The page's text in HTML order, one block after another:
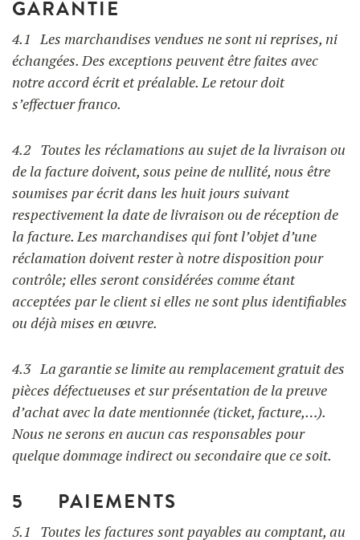
GARANTIE
4.1 Les marchandises vendues ne sont ni reprises, ni
échangées. Des exceptions peuvent être faites avec
notre accord écrit et préalable. Le retour doit
s’effectuer franco.
4.2 Toutes les réclamations au sujet de la livraison ou
de la facture doivent, sous peine de nullité, nous être
soumises par écrit dans les huit jours suivant
respectivement la date de livraison ou de réception de
la facture. Les marchandises qui font l’objet d’une
réclamation doivent rester à notre disposition pour
contrôle; elles seront considérées comme étant
acceptées par le client si elles ne sont plus identifiables
ou déjà mises en œuvre.
4.3 La garantie se limite au remplacement gratuit des
pièces défectueuses et sur présentation de la preuve
d’achat avec la date mentionnée (ticket, facture,…).
Nous ne serons en aucun cas responsables pour
quelque dommage indirect ou secondaire que ce soit.
5 PAIEMENTS
5.1 Toutes les factures sont payables au comptant, au